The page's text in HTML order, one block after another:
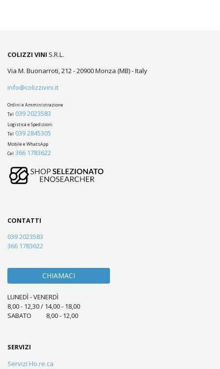
COLIZZI VINI S.R.L.
Via M. Buonarroti, 212 - 20900 Monza (MB) - Italy
info@colizzivini.it
Ordini e Amministrazione
Tel 039 2023583
Logistica e Spedizioni
Tel 039 2845305
Mobile e WhatsApp
Cel 366 1783622
CONTATTI
039 2023583
366 1783622
CHIAMACI
LUNEDÌ - VENERDÌ
8,00 - 12,30 / 14,00 - 18,00
SABATO 8,00 - 12,00
SERVIZI
Servizi Ho.re.ca